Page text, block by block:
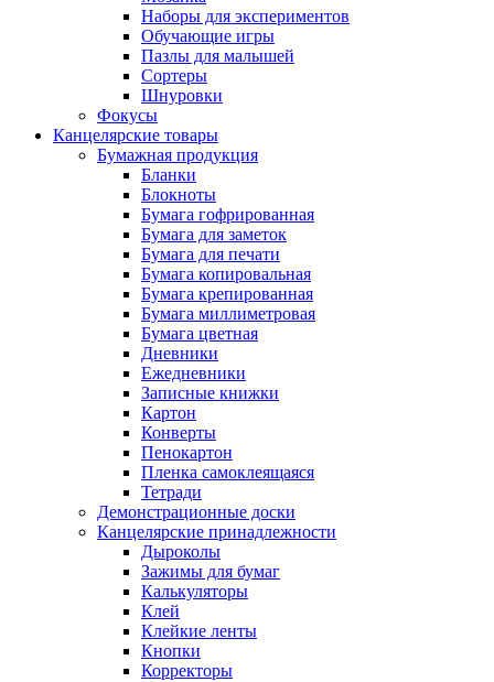
Наборы для экспериментов
Обучающие игры
Пазлы для малышей
Сортеры
Шнуровки
Фокусы
Канцелярские товары
Бумажная продукция
Бланки
Блокноты
Бумага гофрированная
Бумага для заметок
Бумага для печати
Бумага копировальная
Бумага крепированная
Бумага миллиметровая
Бумага цветная
Дневники
Ежедневники
Записные книжки
Картон
Конверты
Пенокартон
Пленка самоклеящаяся
Тетради
Демонстрационные доски
Канцелярские принадлежности
Дыроколы
Зажимы для бумаг
Калькуляторы
Клей
Клейкие ленты
Кнопки
Корректоры